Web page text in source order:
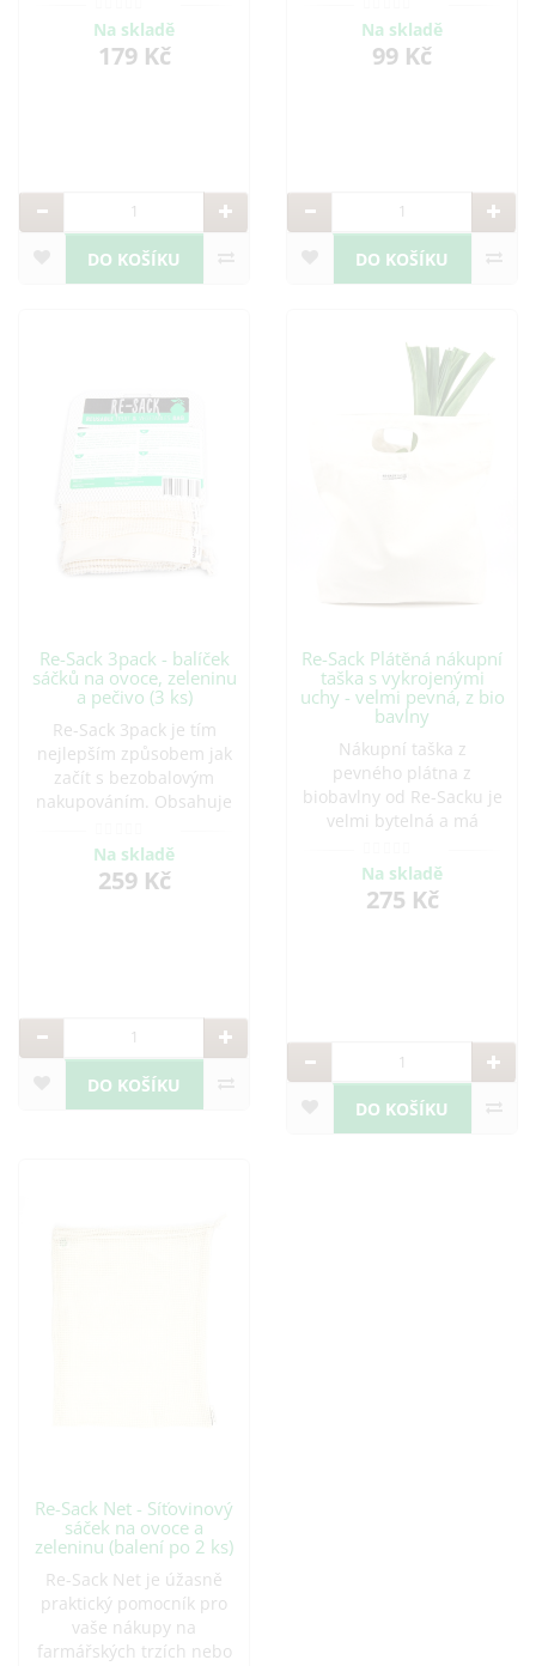
Na skladě
179 Kč
DO KOŠÍKU
Na skladě
99 Kč
DO KOŠÍKU
Re-Sack 3pack - balíček
sáčků na ovoce, zeleninu
a pečivo (3 ks)
Re-Sack 3pack je tím
nejlepším způsobem jak
začít s bezobalovým
nakupováním. Obsahuje
Na skladě
259 Kč
DO KOŠÍKU
Re-Sack Plátěná nákupní
taška s vykrojenými
uchy - velmi pevná, z bio
bavlny
Nákupní taška z
pevného plátna z
biobavlny od Re-Sacku je
velmi bytelná a má
Na skladě
275 Kč
DO KOŠÍKU
Re-Sack Net - Síťovinový
sáček na ovoce a
zeleninu (balení po 2 ks)
Re-Sack Net je úžasně
praktický pomocník pro
vaše nákupy na
farmářských trzích nebo